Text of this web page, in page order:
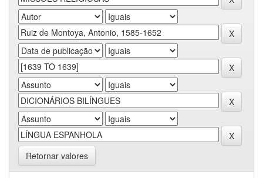
Retornar valores